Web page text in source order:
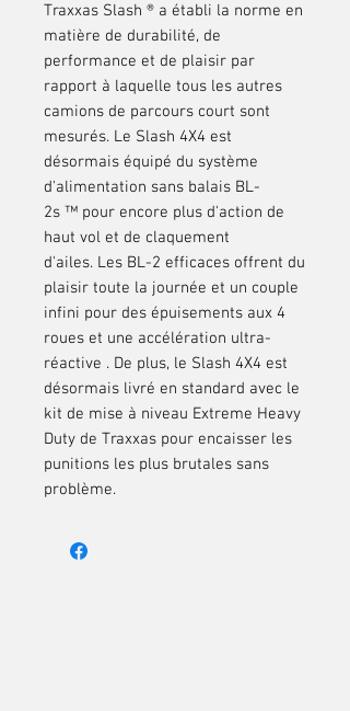
Traxxas Slash ® a établi la norme en
matière de durabilité, de
performance et de plaisir par
rapport à laquelle tous les autres
camions de parcours court sont
mesurés. Le Slash 4X4 est
désormais équipé du système
d'alimentation sans balais BL-
2s ™ pour encore plus d'action de
haut vol et de claquement
d'ailes. Les BL-2 efficaces offrent du
plaisir toute la journée et un couple
infini pour des épuisements aux 4
roues et une accélération ultra-
réactive . De plus, le Slash 4X4 est
désormais livré en standard avec le
kit de mise à niveau Extreme Heavy
Duty de Traxxas pour encaisser les
punitions les plus brutales sans
problème.